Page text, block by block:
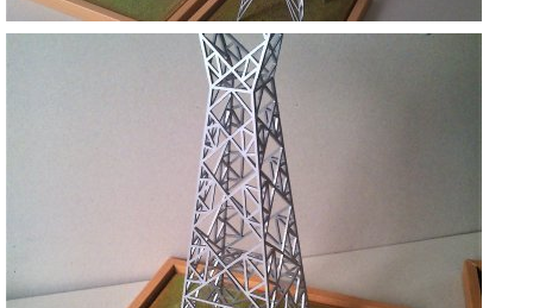
YÜKSEK ENERJİ DİREKLERİ--
ANKARA